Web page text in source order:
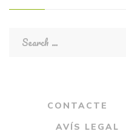
CONTACTE
AVÍS LEGAL